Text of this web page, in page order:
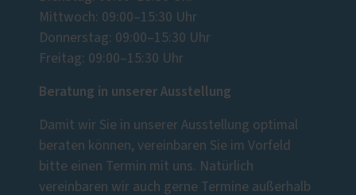
Mittwoch: 09:00–15:30 Uhr
Donnerstag: 09:00–15:30 Uhr
Freitag: 09:00–15:30 Uhr
Beratung in unserer Ausstellung
Damit wir Sie in unserer Ausstellung optimal
beraten können, vereinbaren Sie im Vorfeld
bitte einen Termin mit uns. Natürlich
vereinbaren wir auch gerne Termine außerhalb